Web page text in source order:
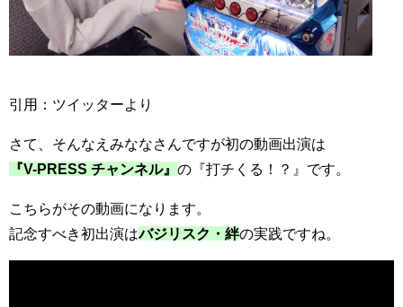
引用：ツイッターより
さて、そんなえみななさんですが初の動画出演は
『V-PRESS チャンネル』 の『打チくる！？』です。
こちらがその動画になります。
記念すべき初出演はバジリスク・絆の実践ですね。